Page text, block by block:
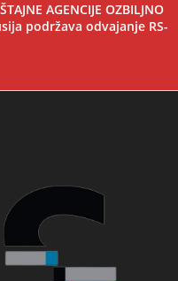
AGENCIJE OZBILJNO
podržava odvajanje RS-